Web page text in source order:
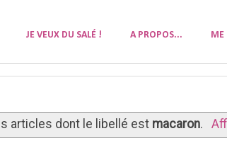
JE VEUX DU SALÉ ! A PROPOS... ME
articles dont le libellé est macaron.